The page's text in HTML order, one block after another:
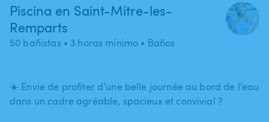
Piscina en Saint-Mitre-les-
Remparts
50 bañistas • 3 horas mínimo • Baños
☀️ Envie de profiter d’une belle journée au bord de l’eau
dans un cadre agréable​,​ spacieux et convivial ?